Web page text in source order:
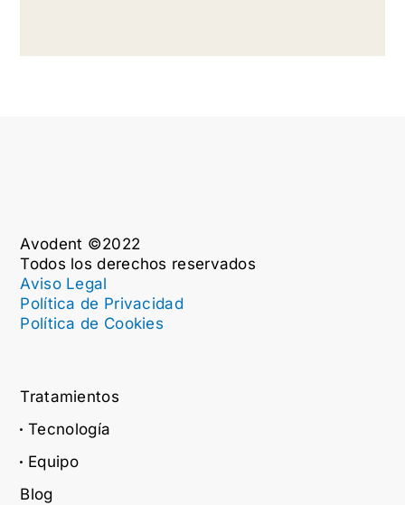
Avodent ©2022
Todos los derechos reservados
Aviso Legal
Política de Privacidad
Política de Cookies
Tratamientos
Tecnología
Equipo
Blog